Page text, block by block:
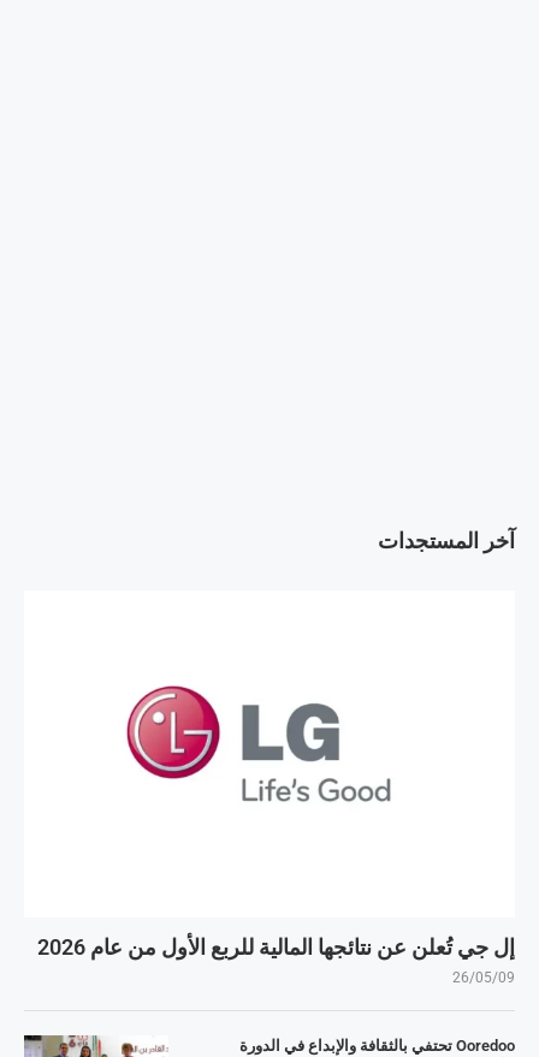
آخر المستجدات
إل جي تُعلن عن نتائجها المالية للربع الأول من عام 2026
26/05/09
Ooredoo تحتفي بالثقافة والإبداع في الدورة